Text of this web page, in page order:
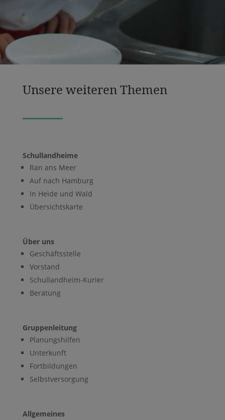
Unsere weiteren Themen
Schullandheime
Ran ans Meer
Auf nach Hamburg
In Heide und Wald
Übersichtskarte
Über uns
Geschäftsstelle
Vorstand
Schullandheim-Kurier
Beratung
Gruppenleitung
Planungshilfen
Unterkunft
Fortbildungen
Selbstversorgung
Allgemeines